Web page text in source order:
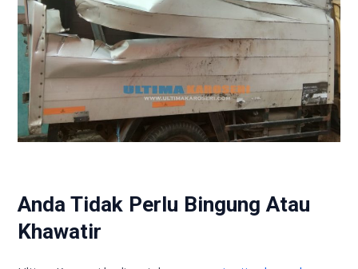
Anda Tidak Perlu Bingung Atau
Khawatir